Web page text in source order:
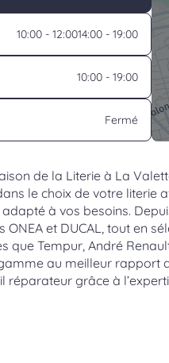
10:00 - 12:0014:00 - 19:00
10:00 - 19:00
Fermé
de la Literie à La
le choix de votre literie
à vos besoins.
et DUCAL, tout en
que Tempur, André
au meilleur rapport
réparateur grâce à